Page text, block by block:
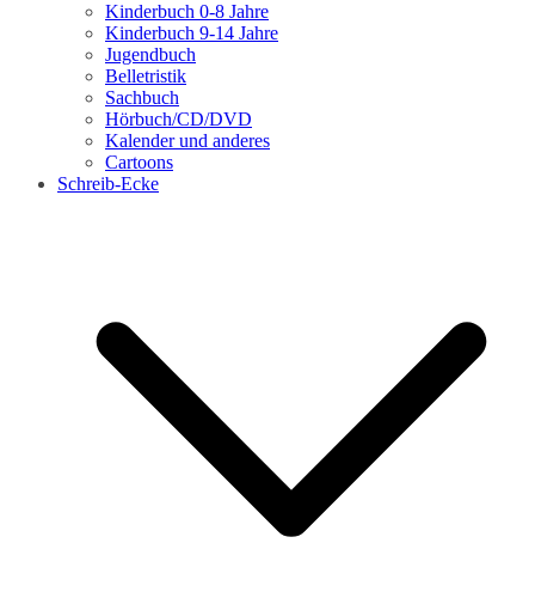
Kinderbuch 0-8 Jahre
Kinderbuch 9-14 Jahre
Jugendbuch
Belletristik
Sachbuch
Hörbuch/CD/DVD
Kalender und anderes
Cartoons
Schreib-Ecke